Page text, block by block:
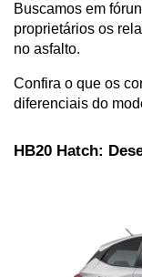
Buscamos em
proprietários os
no asfalto.
Confira o que os
diferenciais do
HB20 Hatch: